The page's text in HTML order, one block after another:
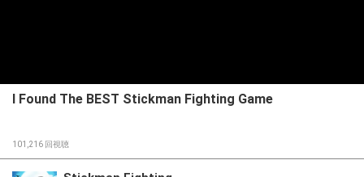
I Found The BEST Stickman Fighting Game
101,216 回視聴